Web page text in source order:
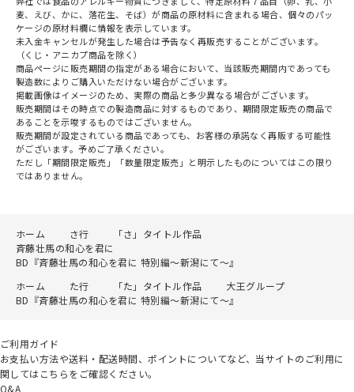
麦、えび、かに、落花生、そば）が商品の原材料に含まれる場合、個々のパッ
ケージの原材料欄に情報を表示しています。
未入金キャンセルが発生した場合は予告なく再販売することがございます。
（くじ・アニカプ商品を除く）
商品ページに販売期間の指定がある場合において、当該販売期間内であっても
製造数によりご購入いただけない場合がございます。
掲載画像はイメージのため、実際の商品と多少異なる場合がございます。
販売期間はその時点での製造商品に対するものであり、期間限定販売の商品で
あることを示唆するものではございません。
販売期間が設定されている商品であっても、お客様の承諾なく再販する可能性
がございます。予めご了承ください。
ただし「期間限定販売」「数量限定販売」と明示したものについてはこの限り
ではありません。
ホーム さ行
「さ」タイトル作品
斉藤壮馬の和心を君に
BD『斉藤壮馬の和心を君に 特別編～新潟にて～』
ホーム
た行 「た」タイトル作品
大王グループ
BD『斉藤壮馬の和心を君に 特別編～新潟にて～』
ご利用ガイド
お支払い方法や送料・配送時間、ポイントについてなど、当サイトのご利用に
関してはこちらをご確認ください。
Q&A